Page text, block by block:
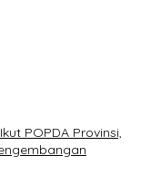
POPDA Provinsi,